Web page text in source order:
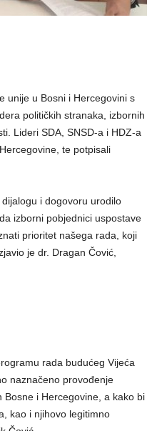
unije u Bosni i Hercegovini s
političkih stranaka, izbornih
Lideri SDA, SNSD-a i HDZ-a
te potpisali
i dogovoru urodilo
izborni pobjednici uspostave
prioritet našega rada, koji
je dr. Dragan Čović,
rada budućeg Vijeća
naznačeno provođenje
i Hercegovine, a kako bi
kao i njihovo legitimno